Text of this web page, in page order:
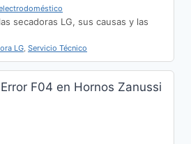
secadoras LG, sus causas y las
LG, Servicio Técnico